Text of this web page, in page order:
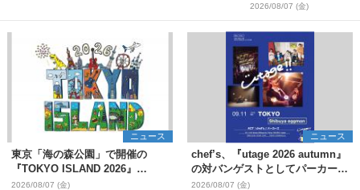
2026/08/07 (金)
ニュース
東京「海の森公園」で開催の
『TOKYO ISLAND 2026』
BIGMAMA、flumpoolら第3弾出
2026/08/07 (金)
ニュース
chef’s、『utage 2026 autumn』
の対バンゲストとしてパーカーズ
を発表
2026/08/07 (金)